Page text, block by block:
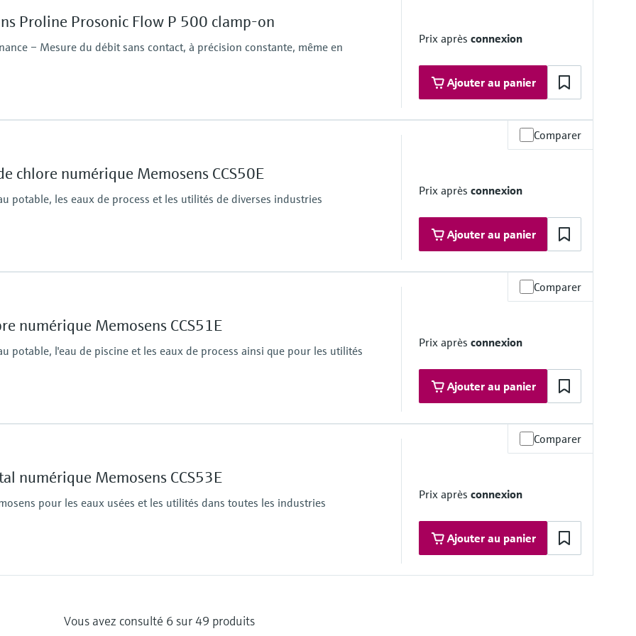
INMETRO Zone 1
CNEx Zone 1
CSA Class I, Division 1
Proline Prosonic Flow P 500 clamp-on
– Mesure du débit sans contact, à précision constante, même en
Prix après connexion
Ajouter au panier
DN 50 à 4000 (2 à 160") : -40 à +170°C (-40 à +338 °F)
DN 50 à 600 (2" à 24"): 150°C à 550°C (+302 à +1022 °F)
Pression de process max.
Comparer
chlore numérique Memosens CCS50E
potable, les eaux de process et les utilités de diverses industries
Prix après connexion
Ajouter au panier
Comparer
numérique Memosens CCS51E
potable, l'eau de piscine et les eaux de process ainsi que pour les utilités
Prix après connexion
Ajouter au panier
Réduction du chlore libre à la cathode
Comparer
numérique Memosens CCS53E
pour les eaux usées et les utilités dans toutes les industries
Prix après connexion
Ajouter au panier
Max. 2 bar (max. 29 psi)
Vous avez consulté 6 sur 49 produits